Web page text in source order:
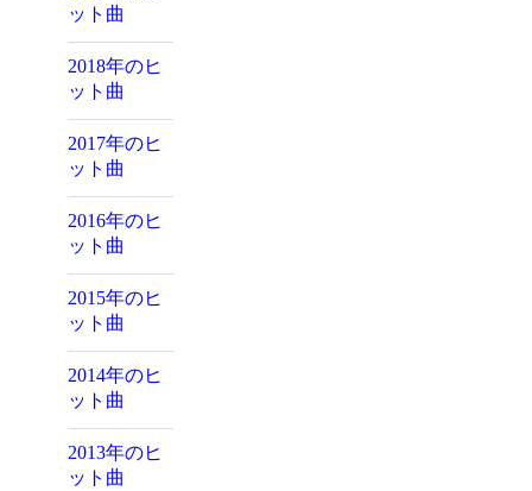
ット曲
2018年のヒ
ット曲
2017年のヒ
ット曲
2016年のヒ
ット曲
2015年のヒ
ット曲
2014年のヒ
ット曲
2013年のヒ
ット曲